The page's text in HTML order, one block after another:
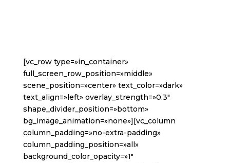
[vc_row type=»in_container»
full_screen_row_position=»middle»
scene_position=»center» text_color=»dark»
text_align=»left» overlay_strength=»0.3″
shape_divider_position=»bottom»
bg_image_animation=»none»][vc_column
column_padding=»no-extra-padding»
column_padding_position=»all»
background_color_opacity=»1″